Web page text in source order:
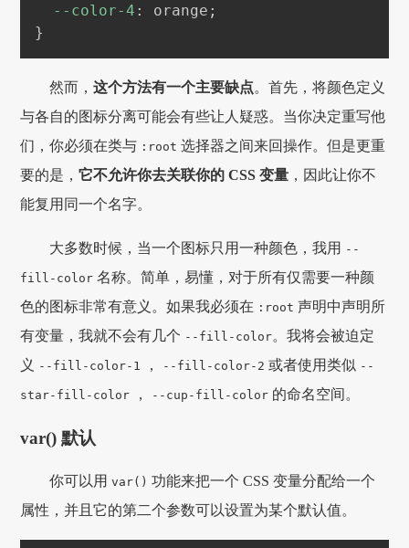
--color-4 : orange ;
}
然而，这个方法有一个主要缺点。首先，将颜色定义
与各自的图标分离可能会有些让人疑惑。当你决定重写他
们，你必须在类与 :root 选择器之间来回操作。但是更重
要的是，它不允许你去关联你的 CSS 变量 ，因此让你不
能复用同一个名字。
大多数时候，当一个图标只用一种颜色，我用 --
fill-color 名称。简单，易懂，对于所有仅需要一种颜
色的图标非常有意义。如果我必须在 :root 声明中声明所
有变量，我就不会有几个 --fill-color。我将会被迫定
义 --fill-color-1 ， --fill-color-2 或者使用类似 --
star-fill-color ， --cup-fill-color 的命名空间。
var() 默认
你可以用var() 功能来把一个 CSS 变量分配给一个
属性，并且它的第二个参数可以设置为某个默认值。